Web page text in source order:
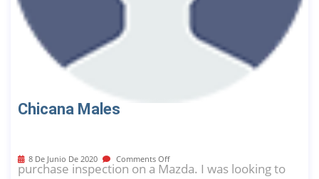
Chicana Males
8 De Junio De 2020 Comments Off
purchase inspection on a Mazda. I was looking to